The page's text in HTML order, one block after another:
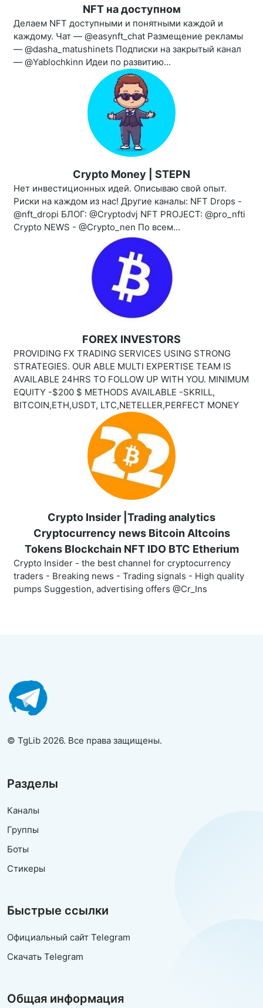
NFT на доступном
Делаем NFT доступными и понятными каждой и
каждому. Чат — @easynft_chat Размещение рекламы
— @dasha_matushinets Подписки на закрытый канал
— @Yablochkinn Идеи по развитию...
Crypto Money | STEPN
Нет инвестиционных идей. Описываю свой опыт.
Риски на каждом из нас! Другие каналы: NFT Drops -
@nft_dropi БЛОГ: @Cryptodvj NFT PROJECT: @pro_nfti
Crypto NEWS - @Crypto_nen По всем...
FOREX INVESTORS
PROVIDING FX TRADING SERVICES USING STRONG
STRATEGIES. OUR ABLE MULTI EXPERTISE TEAM IS
AVAILABLE 24HRS TO FOLLOW UP WITH YOU. MINIMUM
EQUITY -$200 $ METHODS AVAILABLE -SKRILL,
BITCOIN,ETH,USDT, LTC,NETELLER,PERFECT MONEY
Crypto Insider |Trading analytics
Cryptocurrency news Bitcoin Altcoins
Tokens Blockchain NFT IDO BTC Etherium
Crypto Insider - the best channel for cryptocurrency
traders - Breaking news - Trading signals - High quality
pumps Suggestion, advertising offers @Cr_Ins
© TgLib 2026. Все права защищены.
Разделы
Каналы
Группы
Боты
Стикеры
Быстрые ссылки
Официальный сайт Telegram
Скачать Telegram
Общая информация